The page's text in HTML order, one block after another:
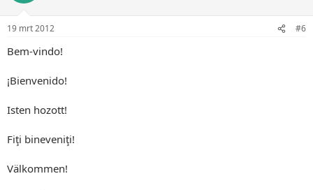
19 mrt 2012 #6
Bem-vindo!
¡Bienvenido!
Isten hozott!
Fiţi bineveniţi!
Välkommen!